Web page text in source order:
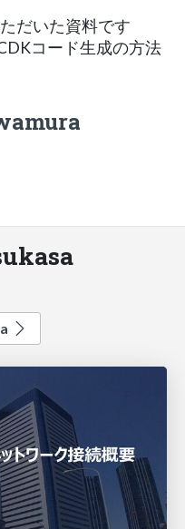
だいた資料です
コード生成の方法